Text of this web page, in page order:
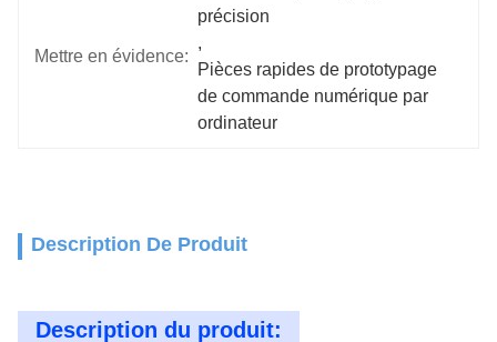
Mettre en évidence:
précision
,
Pièces rapides de prototypage
de commande numérique par
ordinateur
Description De Produit
Description du produit: